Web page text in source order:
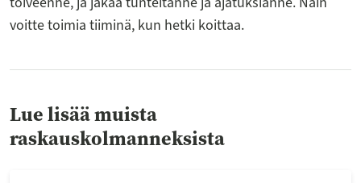
voitte toimia tiiminä, kun hetki koittaa.
Lue lisää muista
raskauskolmanneksista